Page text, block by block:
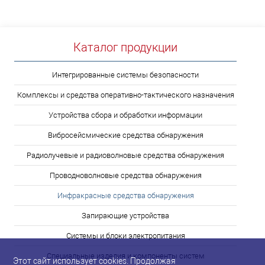
Каталог продукции
Интегрированные системы безопасности
Комплексы и средства оперативно-тактического назначения
Устройства сбора и обработки информации
Вибросейсмические средства обнаружения
Радиолучевые и радиоволновые средства обнаружения
Проводноволновые средства обнаружения
Инфракрасные средства обнаружения
Запирающие устройства
Системы и блоки электропитания
Специальные изделия и компоненты систем
Этот сайт использует cookies. Продолжая